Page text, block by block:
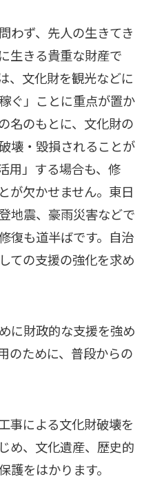
わず、先人の生きてき
生きる貴重な財産で
、文化財を観光などに
ぐ」ことに重点が置か
名のもとに、文化財の
壊・毀損されることが
用」する場合も、修
が欠かせません。東日
地震、豪雨災害などで
復も道半ばです。自治
ての支援の強化を求め
に財政的な支援を強め
のために、普段からの
事による文化財破壊を
め、文化遺産、歴史的
護をはかります。